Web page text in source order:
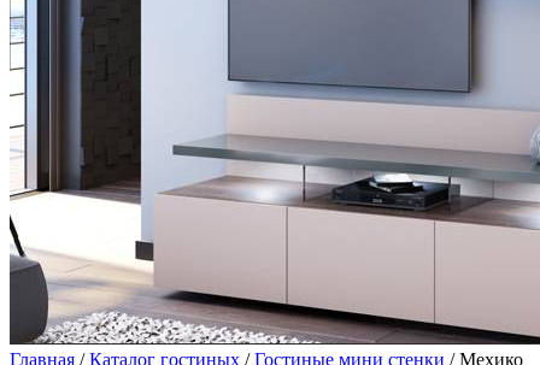
Главная /Каталог гостиных /Гостиные мини стенки / Мехико